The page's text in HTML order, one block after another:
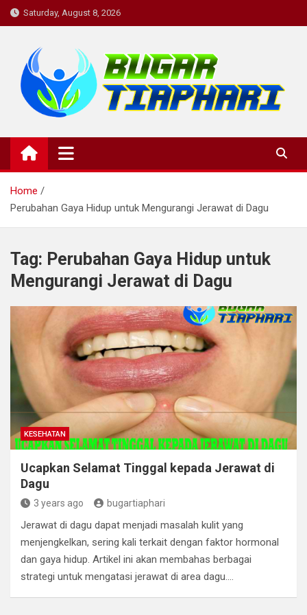
Skip
to
Saturday, August 8, 2026
BugarTiapHari: Rutinitas
Harian untuk Tubuh Bugar dan
Pikiran yang Sehat.
bugartiaphari, medis, dokter, penyakit, komunitas kesehatan,
informasi kesehatan, konsultasi kesehatan , diskusi kesehatan,
kesehatan, komunitas
Home
Perubahan Gaya Hidup untuk Mengurangi Jerawat di Dagu
Tag: Perubahan Gaya Hidup untuk
Mengurangi Jerawat di Dagu
KESEHATAN
Ucapkan Selamat Tinggal kepada Jerawat di
Dagu
3 years ago bugartiaphari
Jerawat di dagu dapat menjadi masalah kulit yang
menjengkelkan, sering kali terkait dengan faktor hormonal
dan gaya hidup. Artikel ini akan membahas berbagai
strategi untuk mengatasi jerawat di area dagu.…